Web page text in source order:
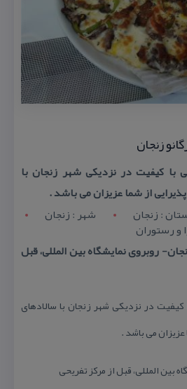
زنجان
كیفیت در نزدیكی شهر زنجان با
از شما عزیزان می باشد .
: زنجان شهر : زنجان
و رستوران
روبروی نمایشگاه بین المللی، قبل
در نزدیكی شهر زنجان با سالادهای
می باشد .
بین المللی، قبل از مركز تفریحی